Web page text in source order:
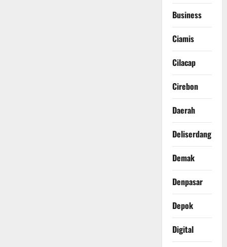
Business
Ciamis
Cilacap
Cirebon
Daerah
Deliserdang
Demak
Denpasar
Depok
Digital